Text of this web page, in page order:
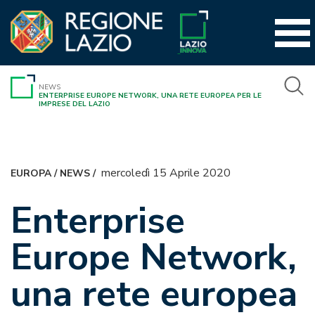
contenuto
NEWS
ENTERPRISE EUROPE NETWORK, UNA RETE EUROPEA PER LE
IMPRESE DEL LAZIO
EUROPA/ NEWS/ mercoledì 15 Aprile 2020
Enterprise
Europe Network,
una rete europea